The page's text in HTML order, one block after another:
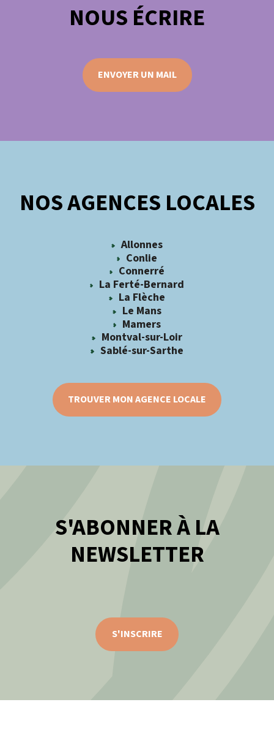
NOS AGENCES LOCALES
Allonnes
Conlie
Connerré
La Ferté-Bernard
La Flèche
Le Mans
Mamers
Montval-sur-Loir
Sablé-sur-Sarthe
TROUVER MON AGENCE LOCALE
NOUS ÉCRIRE
ENVOYER UN MAIL
S'ABONNER À LA
NEWSLETTER
S'INSCRIRE